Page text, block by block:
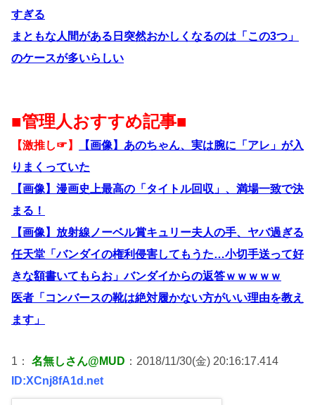
すぎる
まともな人間がある日突然おかしくなるのは「この3つ」
のケースが多いらしい
■管理人おすすめ記事■
【激推し☞】
【画像】あのちゃん、実は腕に「アレ」が入
りまくっていた
【画像】漫画史上最高の「タイトル回収」、満場一致で決
まる！
【画像】放射線ノーベル賞キュリー夫人の手、ヤバ過ぎる
任天堂「バンダイの権利侵害してもうた…小切手送って好
きな額書いてもらお」バンダイからの返答ｗｗｗｗｗ
医者「コンバースの靴は絶対履かない方がいい理由を教え
ます」
1： 名無しさん@MUD ：2018/11/30(金) 20:16:17.414
ID:XCnj8fA1d.net